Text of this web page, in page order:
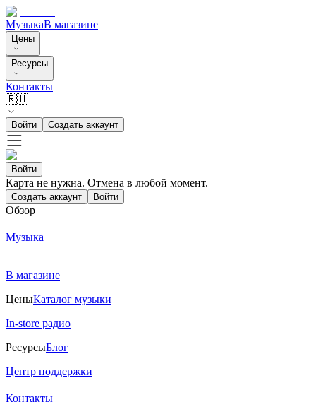
МузыкаВ магазине
Цены
Ресурсы
Контакты
🇷🇺
Войти Создать аккаунт
Войти
Карта не нужна. Отмена в любой момент.
Создать аккаунт Войти
Обзор
Музыка
В магазине
ЦеныКаталог музыки
In-store радио
РесурсыБлог
Центр поддержки
Контакты